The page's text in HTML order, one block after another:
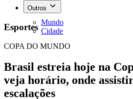
Outros
Mundo
Cidade
Esportes
COPA DO MUNDO
Brasil estreia hoje na
veja horário, onde
escalações